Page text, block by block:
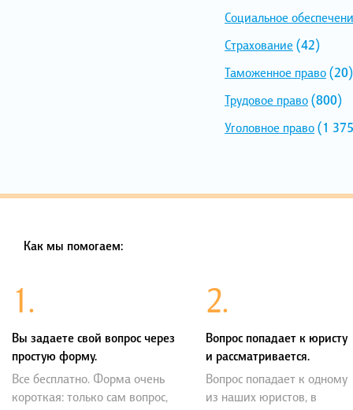
Социальное
Страхование (42)
Таможенное право(20)
Трудовое право(800)
Уголовное право(1
Как мы помогаем:
1.
Вы задаете свой вопрос через
простую форму.
Все бесплатно. Форма очень
короткая: только сам вопрос,
2.
Вопрос попадает к юристу
и рассматривается.
Вопрос попадает к одному
из наших юристов, в